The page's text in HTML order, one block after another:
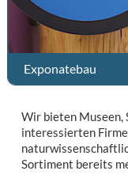
Exponatebau
Wir bieten Museen,
interessierten
Sortiment bereits